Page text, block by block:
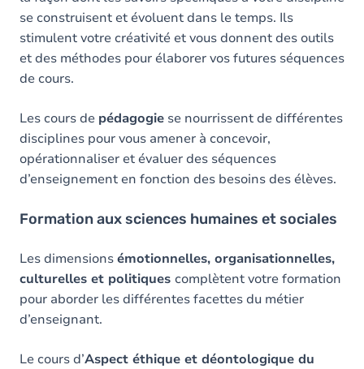
se construisent et évoluent dans le temps. Ils
stimulent votre créativité et vous donnent des outils
et des méthodes pour élaborer vos futures séquences
de cours.
Les cours de pédagogie se nourrissent de différentes
disciplines pour vous amener à concevoir,
opérationnaliser et évaluer des séquences
d’enseignement en fonction des besoins des élèves.
Formation aux sciences humaines et sociales
Les dimensionsémotionnelles, organisationnelles,
culturelles et politiques complètent votre formation
pour aborder les différentes facettes du métier
d’enseignant.
Le cours d’Aspect éthique et déontologique du